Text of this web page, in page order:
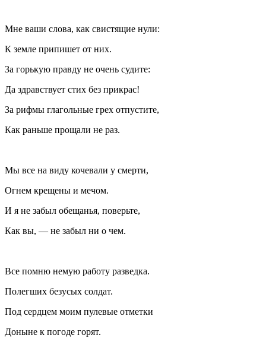
Мне ваши слова, как свистящие нули:
К земле припишет от них.
За горькую правду не очень судите:
Да здравствует стих без прикрас!
За рифмы глагольные грех отпустите,
Как раньше прощали не раз.
Мы все на виду кочевали у смерти,
Огнем крещены и мечом.
И я не забыл обещанья, поверьте,
Как вы, — не забыл ни о чем.
Все помню немую работу разведка.
Полегших безусых солдат.
Под сердцем моим пулевые отметки
Доныне к погоде горят.